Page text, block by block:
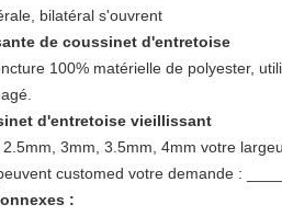
bilatéral s'ouvrent
de coussinet d'entretoise
100% matérielle de polyester,
d'entretoise vieillissant
3mm, 3.5mm, 4mm votre
customed votre demande :
: